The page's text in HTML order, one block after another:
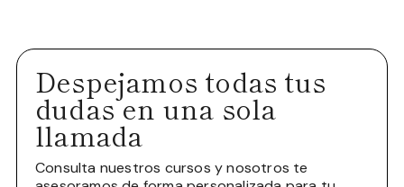
Despejamos todas tus
dudas en una sola
llamada
Consulta nuestros cursos y nosotros te